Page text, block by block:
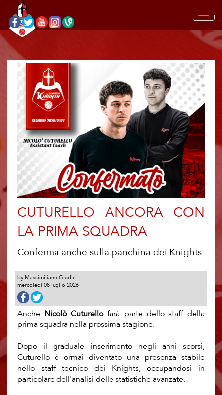
CUTURELLO ANCORA CON
LA PRIMA SQUADRA
Conferma anche sulla panchina dei Knights
by Massimiliano Giudici
mercoledì 08 luglio 2026
Anche Nicolò Cuturellofarà parte dello staff della
prima squadra nella prossima stagione.
Dopo il graduale inserimento negli anni scorsi,
Cuturello è ormai diventato una presenza stabile
nello staff tecnico dei Knights, occupandosi in
particolare dell'analisi delle statistiche avanzate.